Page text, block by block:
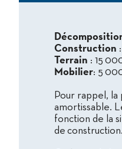
Construction
Terrain : 15
Mobilier: 5
Pour rappel,
amortissable.
fonction de la
de construction.